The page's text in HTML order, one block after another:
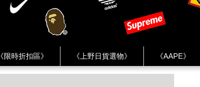
《限時折扣區》 《上野日貨選物》 《AAPE》
《HUMAN MADE》 《Levi’s》 《NIKE》